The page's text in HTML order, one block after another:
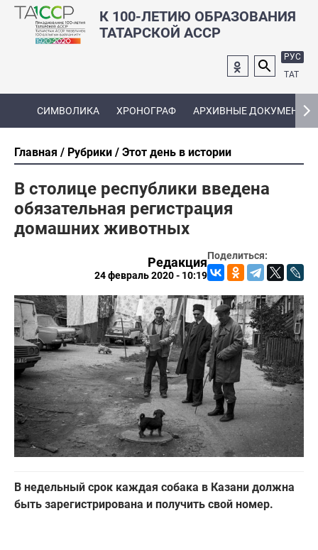
К 100-ЛЕТИЮ ОБРАЗОВАНИЯ
ТАТАРСКОЙ АССР
РУС
ТАТ
СИМВОЛИКА ХРОНОГРАФ АРХИВНЫЕ ДОКУМЕНТЫ
Главная Рубрики Этот день в истории
В столице республики введена
обязательная регистрация
домашних животных
Поделиться:
Редакция
24 февраль 2020 - 10:19
В недельный срок каждая собака в Казани должна
быть зарегистрирована и получить свой номер.